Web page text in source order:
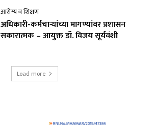
आरोग्य व शिक्षण
अधिकारी-कर्मचाऱ्यांच्या मागण्यांवर प्रशासन
सकारात्मक – आयुक्त डॉ. विजय सूर्यवंशी
Load more